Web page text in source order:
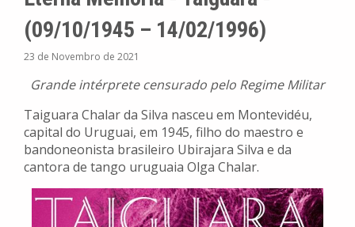
(09/10/1945 – 14/02/1996)
23 de Novembro de 2021
Grande intérprete censurado pelo Regime Militar
Taiguara Chalar da Silva nasceu em Montevidéu,
capital do Uruguai, em 1945, filho do maestro e
bandoneonista brasileiro Ubirajara Silva e da
cantora de tango uruguaia Olga Chalar.